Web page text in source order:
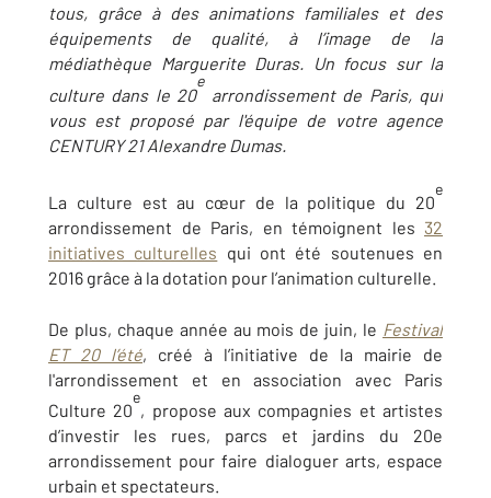
tous, grâce à des animations familiales et des
équipements de qualité, à l’image de la
médiathèque Marguerite Duras. Un focus sur la
culture dans le 20
e
arrondissement de Paris, qui
vous est proposé par l'équipe de votre agence
CENTURY 21 Alexandre Dumas.
La culture est au cœur de la politique du 20
e
arrondissement de Paris, en témoignent les 32
initiatives culturelles qui ont été soutenues en
2016 grâce à la dotation pour l’animation culturelle.
De plus, chaque année au mois de juin, le Festival
ET 20 l’été, créé à l’initiative de la mairie de
l'arrondissement et en association avec Paris
Culture 20
e
, propose aux compagnies et artistes
d’investir les rues, parcs et jardins du 20e
arrondissement pour faire dialoguer arts, espace
urbain et spectateurs.